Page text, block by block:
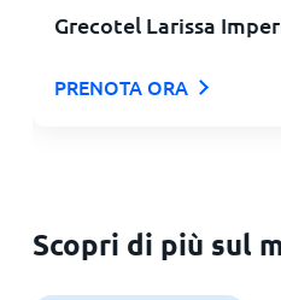
Grecotel Larissa
PRENOTA ORA
Scopri di più sul